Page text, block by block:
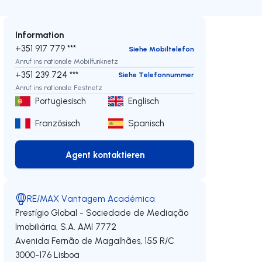
Information
+351 917 779 ***
Siehe Mobiltelefon
Anruf ins nationale Mobilfunknetz
+351 239 724 ***
Siehe Telefonnummer
Anruf ins nationale Festnetz
Portugiesisch
Englisch
Französisch
Spanisch
Agent kontaktieren
Agent kontaktieren
RE/MAX Vantagem Académica
Prestígio Global - Sociedade de Mediação
Imobiliária, S.A. AMI 7772
Avenida Fernão de Magalhães, 155 R/C
3000-176 Lisboa